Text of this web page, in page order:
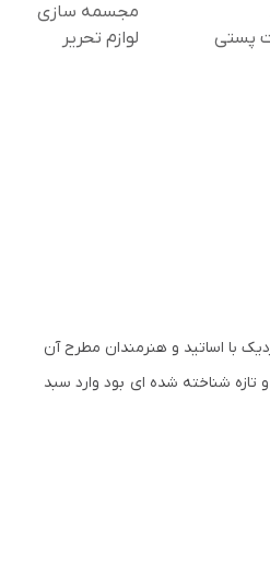
پستی
مجسمه سازی
لوازم تحریر
نزدیک با اساتید و هنرمندان مطرح آن
که رشته نو ظهور و تازه شناخته شده ای بود وارد سبد